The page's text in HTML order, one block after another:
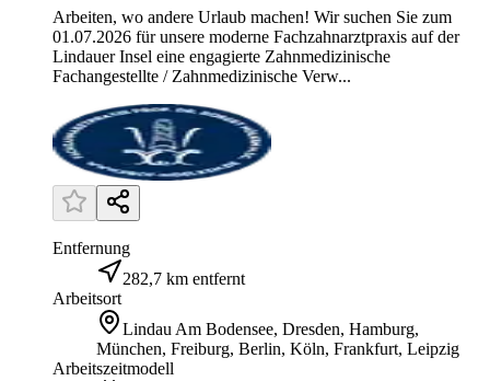
Arbeiten, wo andere Urlaub machen! Wir suchen Sie zum
01.07.2026 für unsere moderne Fachzahnarztpraxis auf der
Lindauer Insel eine engagierte Zahnmedizinische
Fachangestellte / Zahnmedizinische Verw...
Entfernung
282,7 km entfernt
Arbeitsort
Lindau Am Bodensee, Dresden, Hamburg,
München, Freiburg, Berlin, Köln, Frankfurt, Leipzig
Arbeitszeitmodell